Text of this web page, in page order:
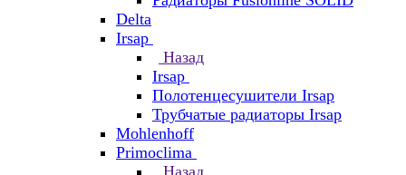
Delta
Irsap
Назад
Irsap
Полотенцесушители Irsap
Трубчатые радиаторы Irsap
Mohlenhoff
Primoclima
Назад